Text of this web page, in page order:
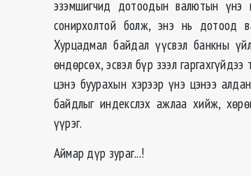
эзэмшигчид дотоодын валютын үнэ
сонирхолтой болж, энэ нь дотоод
Хурцадмал байдал үүсвэл банкны
өндөрсөх, эсвэл бүр зээл
цэнэ буурахын хэрээр үнэ цэнээ
байдлыг индекслэх ажлаа хийж,
үүрэг.
Аймар дүр зураг...!